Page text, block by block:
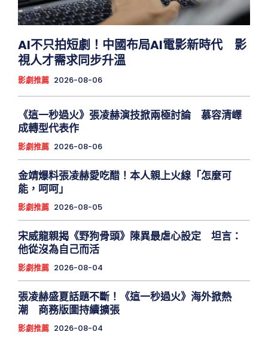
AI不只拍短劇！中國布局AI電影新時代 影
視人才需求同步升溫
影劇推薦 2026-08-06
《這一秒過火》張凌赫演技掀兩極討論 慕容清嶧
成轉型代表作
影劇推薦 2026-08-06
金靖爆料張凌赫愛吃醋！本人親上火線「怎麼可
能，呵呵」
影劇推薦 2026-08-05
宋威龍親揭《野狗骨頭》陳異最虐心設定 坦言：
他從沒為自己而活
影劇推薦 2026-08-04
張凌赫盛夏話題不斷！《這一秒過火》海外掀熱
潮 商務版圖持續擴張
影劇推薦 2026-08-04